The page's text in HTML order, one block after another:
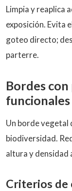
Limpia y reaplica
exposición. Evita
goteo directo;
parterre.
Bordes
funcionales
Un borde vegetal
biodiversidad.
altura y densidad
Criterios de